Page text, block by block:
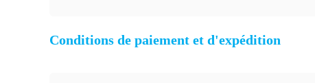
Conditions de paiement et d'expédition